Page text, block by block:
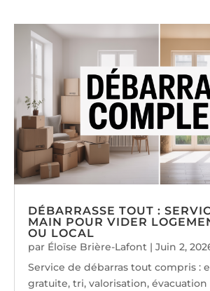
DÉBARRASSE TOUT :
MAIN POUR VIDER
OU LOCAL
par Éloïse Brière-Lafont |Juin 2,
Service de débarras tout compris :
gratuite, tri, valorisation,